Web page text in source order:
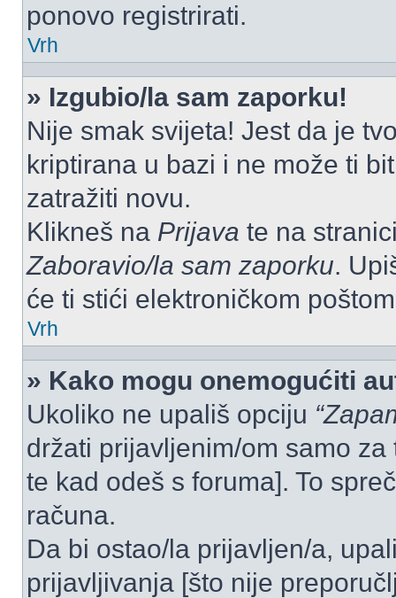
ponovo registrirati.
Vrh
» Izgubio/la sam zaporku!
Nije smak svijeta! Jest da je
kriptirana u bazi i ne može ti
zatražiti novu.
Klikneš na Prijava te na
Zaboravio/la sam zaporku.
će ti stići elektroničkom
Vrh
» Kako mogu onemogućiti
Ukoliko ne upališ opciju
držati prijavljenim/om samo
te kad odeš s foruma]. To
računa.
Da bi ostao/la prijavljen/a,
prijavljivanja [što nije